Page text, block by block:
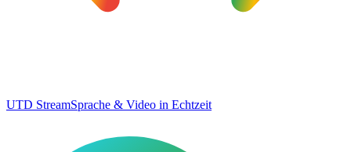
UTD StreamSprache & Video in Echtzeit